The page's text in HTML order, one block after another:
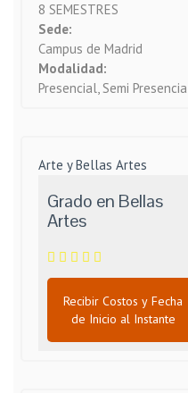
8 SEMESTRES
Sede:
Campus de Madrid
Modalidad:
Presencial, Semi
Arte y Bellas Artes
Grado en Bellas
Artes
Recibir Costos y Fecha
de Inicio al Instante